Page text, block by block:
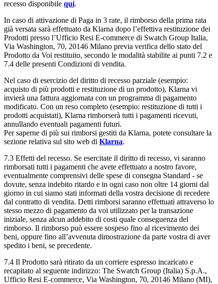
recesso disponibile qui.
In caso di attivazione di Paga in 3 rate, il rimborso della prima rata
già versata sarà effettuato da Klarna dopo l’effettiva restituzione dei
Prodotti presso l’Ufficio Resi E-commerce di Swatch Group Italia,
Via Washington, 70, 20146 Milano previa verifica dello stato del
Prodotto da Voi restituito, secondo le modalità stabilite ai punti 7.2 e
7.4 delle presenti Condizioni di vendita.
Nel caso di esercizio del diritto di recesso parziale (esempio:
acquisto di più prodotti e restituzione di un prodotto), Klarna vi
invierà una fattura aggiornata con un programma di pagamento
modificato. Con un reso completo (esempio: restituzione di tutti i
prodotti acquistati), Klarna rimborserà tutti i pagamenti ricevuti,
annullando eventuali pagamenti futuri.
Per saperne di più sui rimborsi gestiti da Klarna, potete consultare la
sezione relativa sul sito web di Klarna.
7.3 Effetti del recesso. Se esercitate il diritto di recesso, vi saranno
rimborsati tutti i pagamenti che avete effettuato a nostro favore,
eventualmente comprensivi delle spese di consegna Standard - se
dovute, senza indebito ritardo e in ogni caso non oltre 14 giorni dal
giorno in cui siamo stati informati della vostra decisione di recedere
dal contratto di vendita. Detti rimborsi saranno effettuati attraverso lo
stesso mezzo di pagamento da voi utilizzato per la transazione
iniziale, senza alcun addebito di costi quale conseguenza del
rimborso. Il rimborso può essere sospeso fino al ricevimento dei
beni, oppure fino all’avvenuta dimostrazione da parte vostra di aver
spedito i beni, se precedente.
7.4 Il Prodotto sarà ritirato da un corriere espresso incaricato e
recapitato al seguente indirizzo: The Swatch Group (Italia) S.p.A.,
Ufficio Resi E-commerce, Via Washington, 70, 20146 Milano (MI),